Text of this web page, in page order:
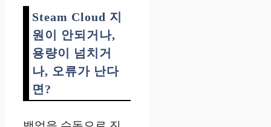
Steam Cloud 지
원이 안되거나,
용량이 넘치거
나, 오류가 난다
면?